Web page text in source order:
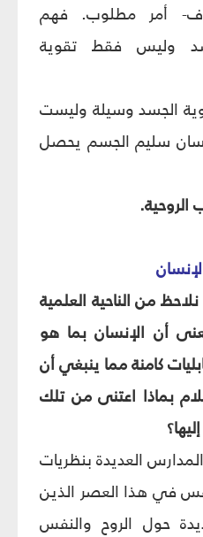
أمر مطلوب. فهم
وليس فقط تقوية
الجسد وسيلة وليست
سليم الجسم يحصل
الروحية.
من الناحية العلمية
أن الإنسان بما هو
كامنة مما ينبغي أن
بماذا اعتنى من تلك
العديدة بنظريات
في هذا العصر الذين
حول الروح والنفس